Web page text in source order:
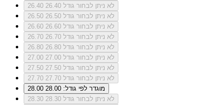
26.40
לא ניתן לבחור גודל 26.40
26.50
לא ניתן לבחור גודל 26.50
26.60
לא ניתן לבחור גודל 26.60
26.70
לא ניתן לבחור גודל 26.70
26.80
לא ניתן לבחור גודל 26.80
27.00
לא ניתן לבחור גודל 27.00
27.50
לא ניתן לבחור גודל 27.50
27.70
לא ניתן לבחור גודל 27.70
28.00
מוגדר לפי גודל: 28.00
28.30
לא ניתן לבחור גודל 28.30